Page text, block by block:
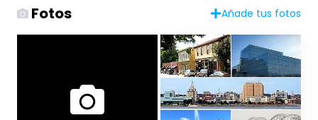
Fotos Añade tus fotos